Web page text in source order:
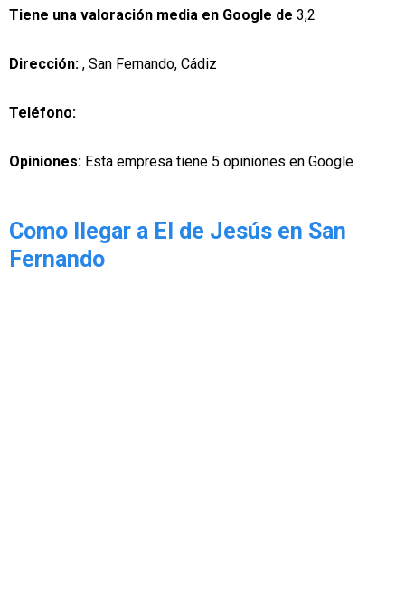
Tiene una valoración media en Google de 3,2
Dirección: , San Fernando, Cádiz
Teléfono:
Opiniones: Esta empresa tiene 5 opiniones en Google
Como llegar a El de Jesús en San
Fernando